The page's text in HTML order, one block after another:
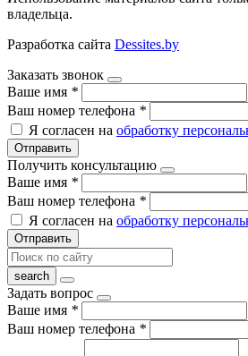
владельца.
Разработка сайта Dessites.by
Заказать звонок
Ваше имя *
Ваш номер телефона *
Я согласен на обработку
Отправить
Получить консультацию
Ваше имя *
Ваш номер телефона *
Я согласен на обработку
Отправить
Задать вопрос
Ваше имя *
Ваш номер телефона *